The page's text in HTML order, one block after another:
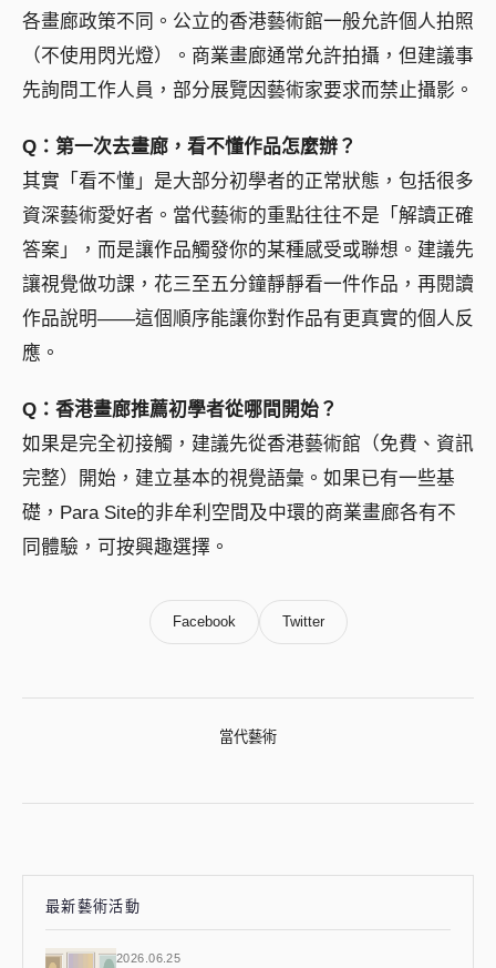
各畫廊政策不同。公立的香港藝術館一般允許個人拍照
（不使用閃光燈）。商業畫廊通常允許拍攝，但建議事
先詢問工作人員，部分展覽因藝術家要求而禁止攝影。
Q：第一次去畫廊，看不懂作品怎麼辦？
其實「看不懂」是大部分初學者的正常狀態，包括很多
資深藝術愛好者。當代藝術的重點往往不是「解讀正確
答案」，而是讓作品觸發你的某種感受或聯想。建議先
讓視覺做功課，花三至五分鐘靜靜看一件作品，再閱讀
作品說明——這個順序能讓你對作品有更真實的個人反
應。
Q：香港畫廊推薦初學者從哪間開始？
如果是完全初接觸，建議先從香港藝術館（免費、資訊
完整）開始，建立基本的視覺語彙。如果已有一些基
礎，Para Site的非牟利空間及中環的商業畫廊各有不
同體驗，可按興趣選擇。
Facebook Twitter
當代藝術
最新藝術活動
2026.06.25